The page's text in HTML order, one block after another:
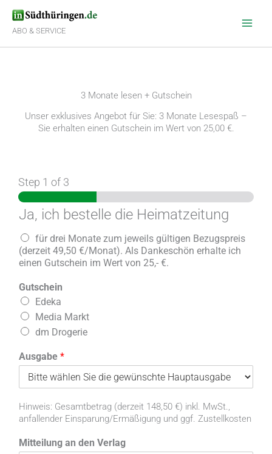
Inhalt
springen
ABO & SERVICE
3 Monate lesen + Gutschein
Unser exklusives Angebot für Sie: 3 Monate Lesespaß –
Sie erhalten einen Gutschein im Wert von 25,00 €.
Step 1 of 3
Ja, ich bestelle die Heimatzeitung
b
e
s
e
e
3
o
e
-
u
für drei Monate zum jeweils gültigen Bezugspreis
(derzeit 49,50 €/Monat). Als Dankeschön erhalte ich
einen Gutschein im Wert von 25,- €.
Gutschein
Edeka
Media Markt
dm Drogerie
Ausgabe *
Hinweis: Gesamtbetrag (derzeit 148,50 €) inkl. MwSt.,
anfallender Einsparung/Ermäßigung und ggf. Zustellkosten
Mitteilung an den Verlag